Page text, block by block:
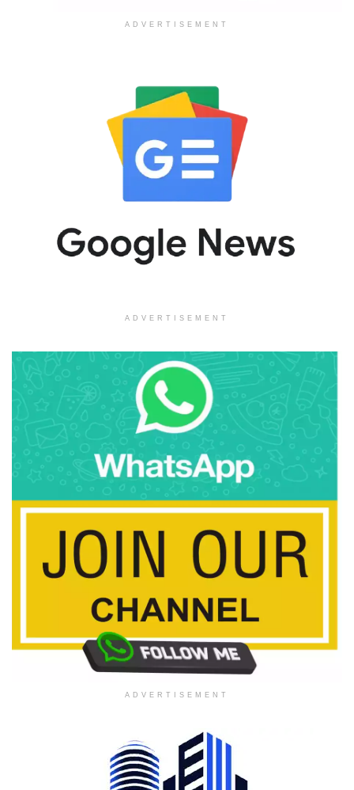
ADVERTISEMENT
ADVERTISEMENT
ADVERTISEMENT